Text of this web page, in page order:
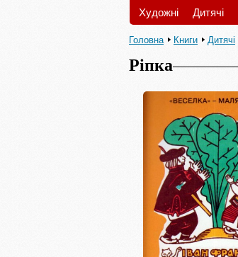
Художні Дитячі
Головна Книги Дитячі
Ріпка